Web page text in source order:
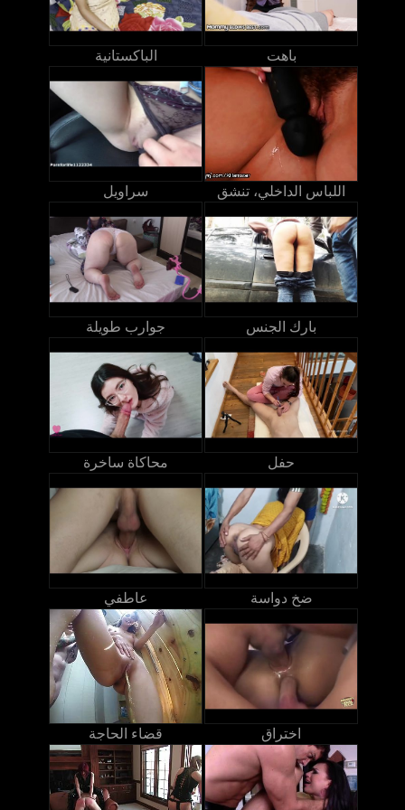
الباكستانية باهت
سراويل اللباس الداخلي، تنشق
جوارب طويلة بارك الجنس
محاكاة ساخرة حفل
عاطفي ضخ دواسة
قضاء الحاجة اختراق